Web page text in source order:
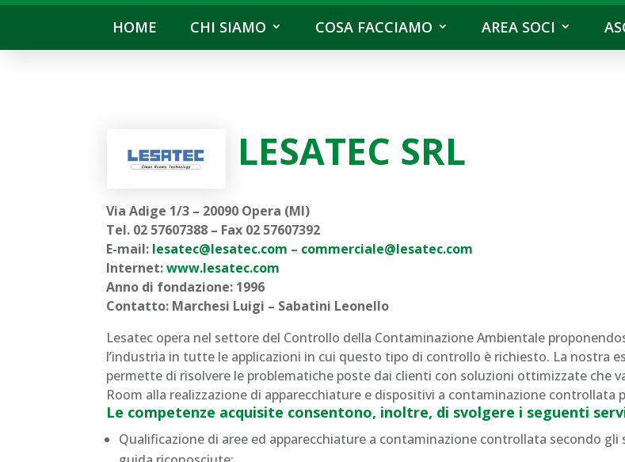
HOME CHI SIAMO COSA FACCIAMO AREA SOCI
LESATEC SRL
Via Adige 1/3 – 20090 Opera (MI)
Tel. 02 57607388 – Fax 02 57607392
E-mail: lesatec@lesatec.com – commerciale@lesatec.com
Internet:www.lesatec.com
Anno di fondazione: 1996
Contatto: Marchesi Luigi – Sabatini Leonello
Lesatec opera nel settore del Controllo della Contaminazione Ambientale
l’industria in tutte le applicazioni in cui questo tipo di controllo è richiesto. La nostra
permette di risolvere le problematiche poste dai clienti con soluzioni ottimizzate che
Room alla realizzazione di apparecchiature e dispositivi a contaminazione controllata
Le competenze acquisite consentono, inoltre, di svolgere i seguenti
Qualificazione di aree ed apparecchiature a contaminazione controllata secondo gli